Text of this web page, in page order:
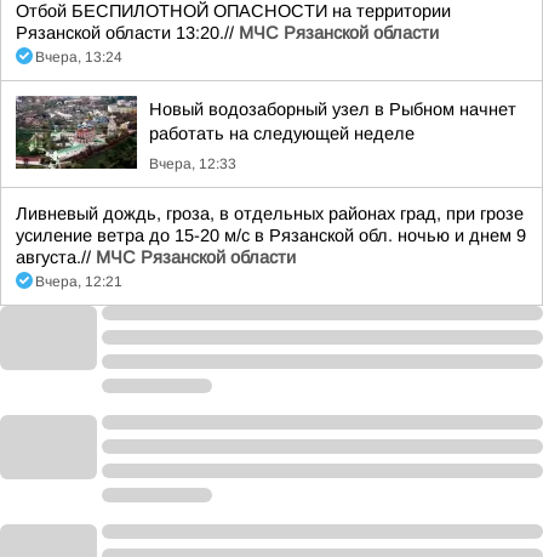
Отбой БЕСПИЛОТНОЙ ОПАСНОСТИ на территории
Рязанской области 13:20.// МЧС Рязанской области
Вчера, 13:24
Новый водозаборный узел в Рыбном начнет
работать на следующей неделе
Вчера, 12:33
Ливневый дождь, гроза, в отдельных районах град, при грозе
усиление ветра до 15-20 м/с в Рязанской обл. ночью и днем 9
августа.// МЧС Рязанской области
Вчера, 12:21